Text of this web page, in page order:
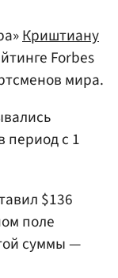
Криштиану
Forbes
мира.
период с 1
$136
поле
суммы —